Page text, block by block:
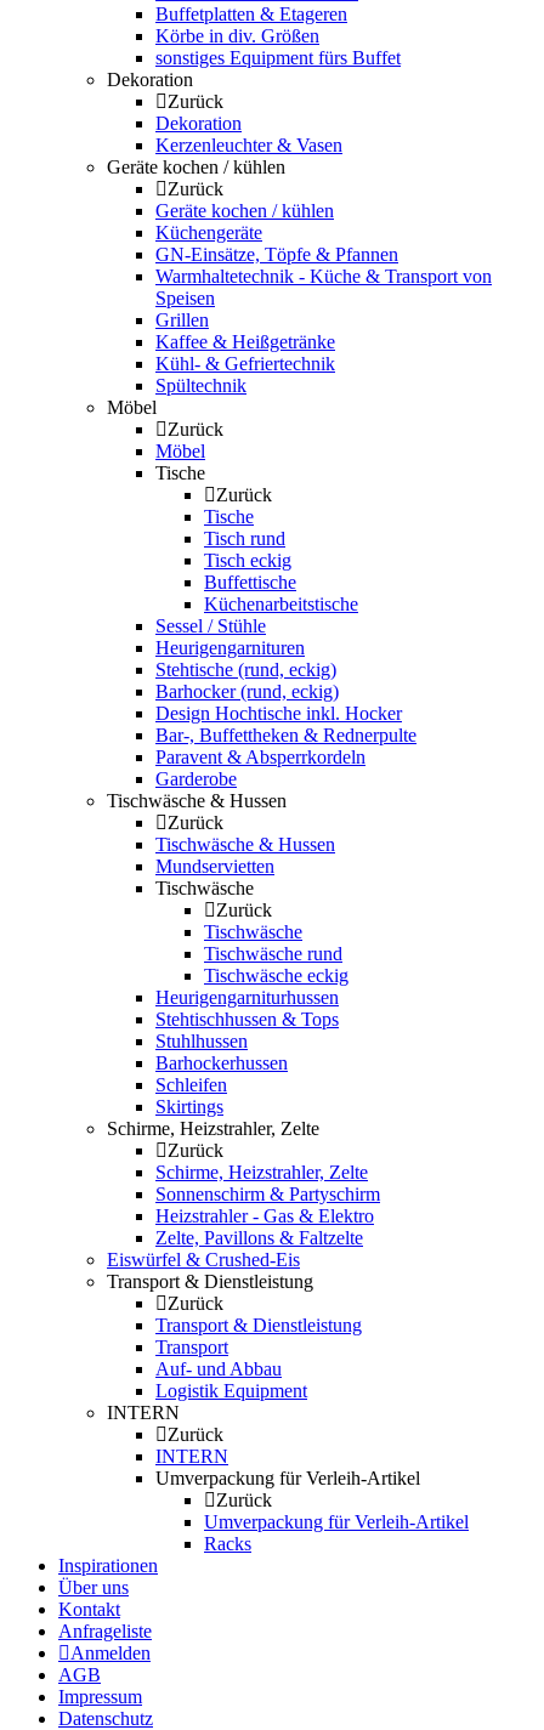
Buffetplatten & Etageren
Körbe in div. Größen
sonstiges Equipment fürs Buffet
Dekoration
Zurück
Dekoration
Kerzenleuchter & Vasen
Geräte kochen / kühlen
Zurück
Geräte kochen / kühlen
Küchengeräte
GN-Einsätze, Töpfe & Pfannen
Warmhaltetechnik - Küche & Transport von
Speisen
Grillen
Kaffee & Heißgetränke
Kühl- & Gefriertechnik
Spültechnik
Möbel
Zurück
Möbel
Tische
Zurück
Tische
Tisch rund
Tisch eckig
Buffettische
Küchenarbeitstische
Sessel / Stühle
Heurigengarnituren
Stehtische (rund, eckig)
Barhocker (rund, eckig)
Design Hochtische inkl. Hocker
Bar-, Buffettheken & Rednerpulte
Paravent & Absperrkordeln
Garderobe
Tischwäsche & Hussen
Zurück
Tischwäsche & Hussen
Mundservietten
Tischwäsche
Zurück
Tischwäsche
Tischwäsche rund
Tischwäsche eckig
Heurigengarniturhussen
Stehtischhussen & Tops
Stuhlhussen
Barhockerhussen
Schleifen
Skirtings
Schirme, Heizstrahler, Zelte
Zurück
Schirme, Heizstrahler, Zelte
Sonnenschirm & Partyschirm
Heizstrahler - Gas & Elektro
Zelte, Pavillons & Faltzelte
Eiswürfel & Crushed-Eis
Transport & Dienstleistung
Zurück
Transport & Dienstleistung
Transport
Auf- und Abbau
Logistik Equipment
INTERN
Zurück
INTERN
Umverpackung für Verleih-Artikel
Zurück
Umverpackung für Verleih-Artikel
Racks
Inspirationen
Über uns
Kontakt
Anfrageliste
Anmelden
AGB
Impressum
Datenschutz